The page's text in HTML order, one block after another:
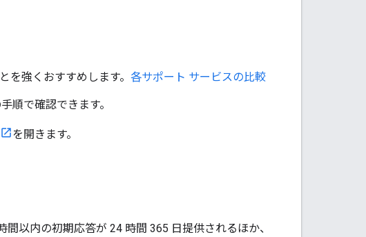
を強くおすすめします。 各サポート サービスの比較
順で確認できます。
を開きます。
以内の初期応答が 24 時間 365 日提供されるほか、